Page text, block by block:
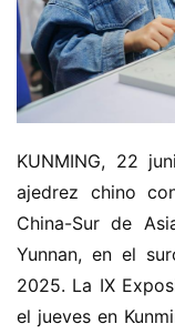
KUNMING, 22
ajedrez chino
China-Sur de
Yunnan, en el
2025. La IX
el jueves en